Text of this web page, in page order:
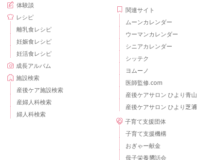
体験談
レシピ
離乳食レシピ
妊娠食レシピ
妊活食レシピ
成長アルバム
施設検索
産後ケア施設検索
産婦人科検索
婦人科検索
関連サイト
ムーンカレンダー
ウーマンカレンダー
シニアカレンダー
シッテク
ヨムーノ
医師監修.com
産後ケアサロン ひより青山
産後ケアサロン ひより芝浦
子育て支援団体
子育て支援機構
おぎゃー献金
母子栄養懇話会